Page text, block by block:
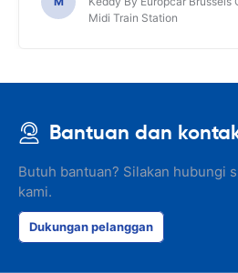
Midi Train Station
Bantuan dan
Butuh bantuan? Silakan hubungi
kami.
Dukungan pelanggan